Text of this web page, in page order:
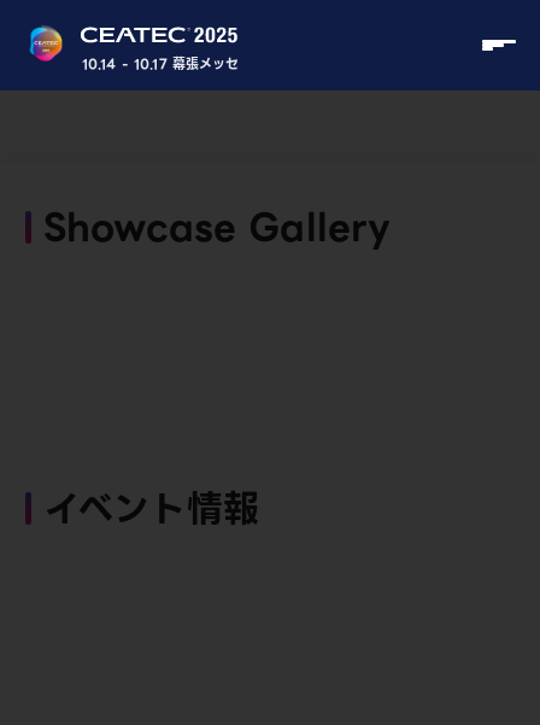
10.14 - 10.17 幕張メッセ
Showcase Gallery
イベント情報